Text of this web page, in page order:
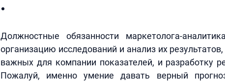
Должностные обязанности маркетолога-
организацию исследований и анализ их
важных для компании показателей, и разработку
Пожалуй, именно умение давать верный